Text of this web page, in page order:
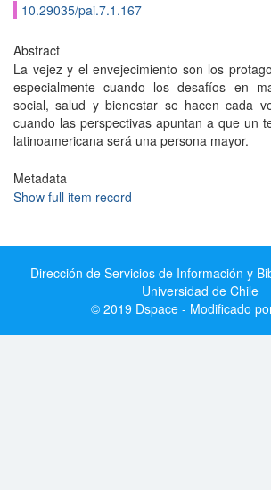
10.29035/pai.7.1.167
Abstract
La vejez y el envejecimiento son los
especialmente cuando los desafíos en
social, salud y bienestar se hacen cada
cuando las perspectivas apuntan a que un
latinoamericana será una persona mayor.
Metadata
Show full item record
Dirección de Servicios de Información y
Universidad de Chile
© 2019 Dspace - Modificado